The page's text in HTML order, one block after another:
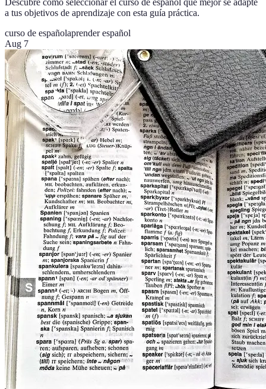
Descubre cómo seleccionar el curso de español que mejor se adapte
a tus objetivos de aprendizaje con esta guía práctica.
curso de españolaprender español
Aug 7